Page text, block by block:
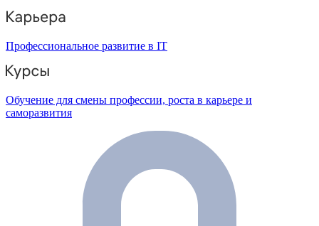
Профессиональное развитие в IT
Обучение для смены профессии, роста в карьере и
саморазвития